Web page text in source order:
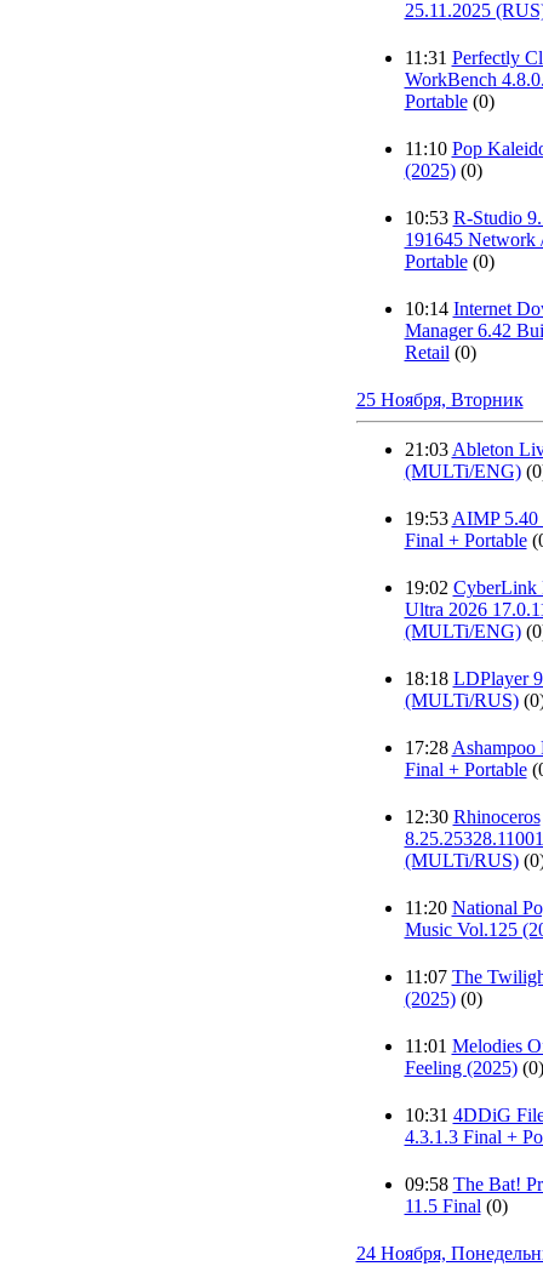
25.11.2025
11:31 Perfectly
WorkBench
Portable (0)
11:10 Pop
(2025) (0)
10:53 R-Studio
191645 Network
Portable (0)
10:14 Internet
Manager 6.42
Retail (0)
25 Ноября, Вторник
21:03 Ableton
(MULTi/ENG)
19:53 AIMP 5.40
Final + Portable
19:02 CyberLink
Ultra 2026
(MULTi/ENG)
18:18 LDPlayer
(MULTi/RUS)
17:28 Ashampoo
Final + Portable
12:30 Rhinoceros
8.25.25328.11001
(MULTi/RUS)
11:20 National
Music Vol.125
11:07 The
(2025) (0)
11:01 Melodies
Feeling (2025) (0)
10:31 4DDiG
4.3.1.3 Final +
09:58 The Bat!
11.5 Final (0)
24 Ноября,